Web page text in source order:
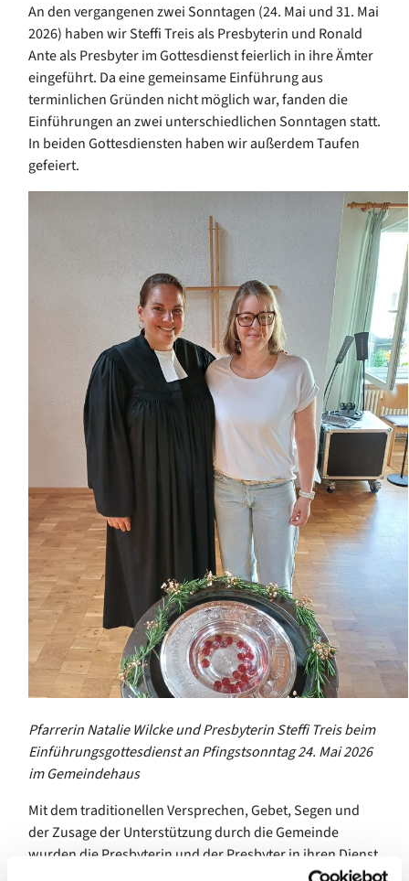
An den vergangenen zwei Sonntagen (24. Mai und 31. Mai
2026) haben wir Steffi Treis als Presbyterin und Ronald
Ante als Presbyter im Gottesdienst feierlich in ihre Ämter
eingeführt. Da eine gemeinsame Einführung aus
terminlichen Gründen nicht möglich war, fanden die
Einführungen an zwei unterschiedlichen Sonntagen statt.
In beiden Gottesdiensten haben wir außerdem Taufen
gefeiert.
Pfarrerin Natalie Wilcke und Presbyterin Steffi Treis beim
Einführungsgottesdienst an Pfingstsonntag 24. Mai 2026
im Gemeindehaus
Mit dem traditionellen Versprechen, Gebet, Segen und
der Zusage der Unterstützung durch die Gemeinde
wurden die Presbyterin und der Presbyter in ihren Dienst
berufen. Das Presbyterium trägt gemeinsam die